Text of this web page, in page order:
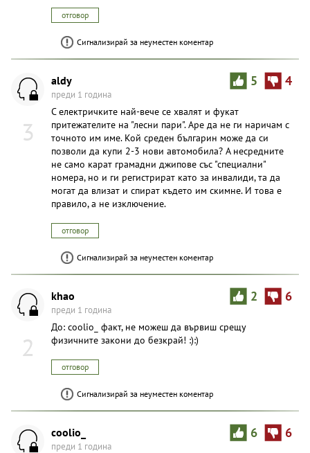
отговор
Сигнализирай за неуместен коментар
3
5 4
aldy
преди 1 година
С електричките най-вече се хвалят и фукат
притежателите на "лесни пари". Аре да не ги наричам с
точното им име. Кой среден българин може да си
позволи да купи 2-3 нови автомобила? А несредните
не само карат грамадни джипове със "специални"
номера, но и ги регистрират като за инвалиди, та да
могат да влизат и спират където им скимне. И това е
правило, а не изключение.
отговор
Сигнализирай за неуместен коментар
2
2 6
khao
преди 1 година
До: coolio_ факт, не можеш да вървиш срещу
физичните закони до безкрай! :):)
отговор
Сигнализирай за неуместен коментар
6 6
coolio_
преди 1 година